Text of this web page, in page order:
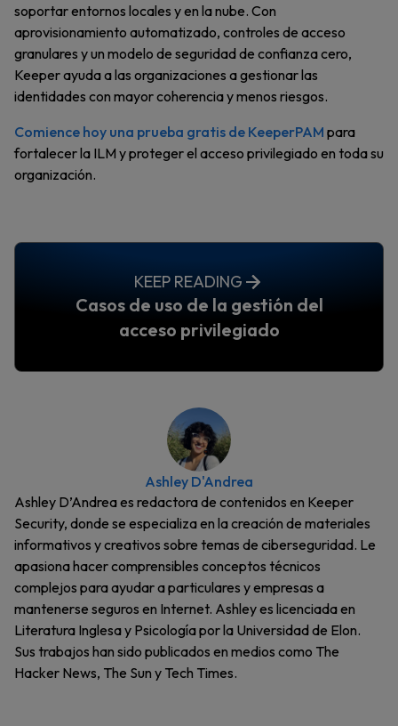
soportar entornos locales y en la nube. Con
aprovisionamiento automatizado, controles de acceso
granulares y un modelo de seguridad de confianza cero,
Keeper ayuda a las organizaciones a gestionar las
identidades con mayor coherencia y menos riesgos.
Comience hoy una prueba gratis de KeeperPAM para
fortalecer la ILM y proteger el acceso privilegiado en toda su
organización.
KEEP READING
Casos de uso de la gestión del
acceso privilegiado
Ashley D'Andrea
Ashley D’Andrea es redactora de contenidos en Keeper
Security, donde se especializa en la creación de materiales
informativos y creativos sobre temas de ciberseguridad. Le
apasiona hacer comprensibles conceptos técnicos
complejos para ayudar a particulares y empresas a
mantenerse seguros en Internet. Ashley es licenciada en
Literatura Inglesa y Psicología por la Universidad de Elon.
Sus trabajos han sido publicados en medios como The
Hacker News, The Sun y Tech Times.